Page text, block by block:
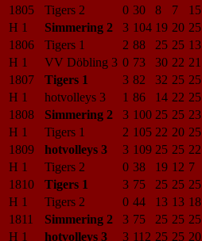
1805
Tigers 2 0 30 8 7
15
H 1
Simmering 2 3 104 19 20 25
1806
Tigers 1 2 88 25 25 13
H 1
VV Döbling 3 0 73 30 22 21
1807
Tigers 1 3 82 32 25 25
H 1
hotvolleys 3 1 86 14 22 25
1808
Simmering 2 3 100 25 25 23
H 1
Tigers 1 2 105 22 20 25
1809
hotvolleys 3 3 109 25 25 22
H 1
Tigers 2 0 38 19 12 7
1810
Tigers 1 3 75 25 25 25
H 1
Tigers 2 0 44 13 13 18
1811
Simmering 2 3 75 25 25 25
H 1
hotvolleys 3 3 112 25 25 20